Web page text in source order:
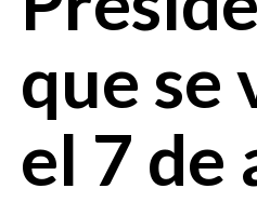
que se
el 7 de